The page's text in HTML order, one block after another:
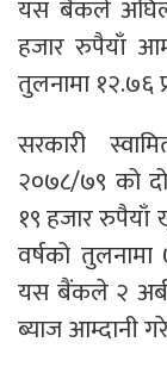
यस बैंकले
हजार रुपैयाँ
तुलनामा १२.७६
सरकारी
२०७८/७९ को
१९ हजार रुपैयाँ
वर्षको
यस बैंकले २
ब्याज आम्दानी